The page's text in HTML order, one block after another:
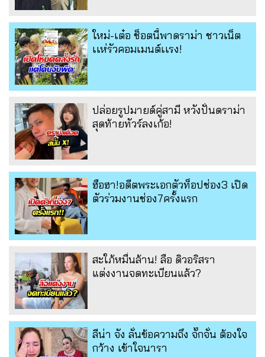
ใหม่-เต๋อ ช็อตนี้พาดราม่า ชาวเน็ต
เเห่รัวคอมเมนต์เเรง!
ปล่อยรูปมายด์คู่สามี หวังปั่นดราม่า
สุดท้ายทัวร์ลงเก้อ!
ฮือฮา!อดีตพระเอกตัวท็อปช่อง3 เปิด
ตัวร่วมงานช่อง7ครั้งแรก
สะใภ้หมื่นล้าน! ลือ ดิวอริสรา
แต่งงานจดทะเบียนแล้ว?
ลีน่า จัง ลั่นข้อความถึง จั๊กจั่น ต้องใจ
กว้าง เข้าใจนารา